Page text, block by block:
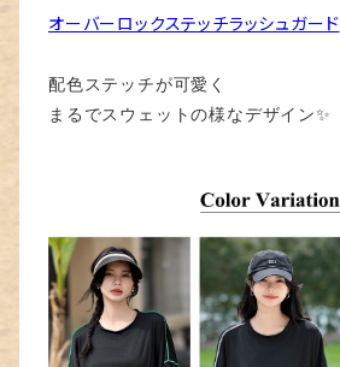
オーバーロックステッチラッシュガード
配色ステッチが可愛く
まるでスウェットの様なデザイン✨